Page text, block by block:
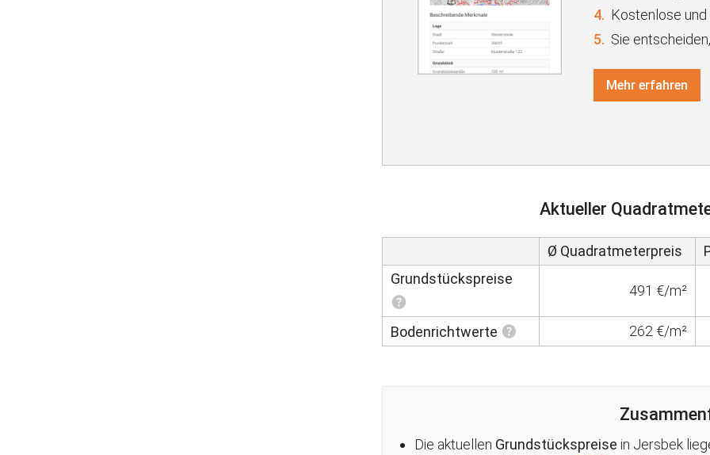
4. Kostenlose
5. Sie
Mehr erfahren
Aktueller
Ø Quadratmeterpreis
Grundstückspreise
491 €/m²
Bodenrichtwerte 262 €/m²
Die aktuellen Grundstückspreise in Jersbek